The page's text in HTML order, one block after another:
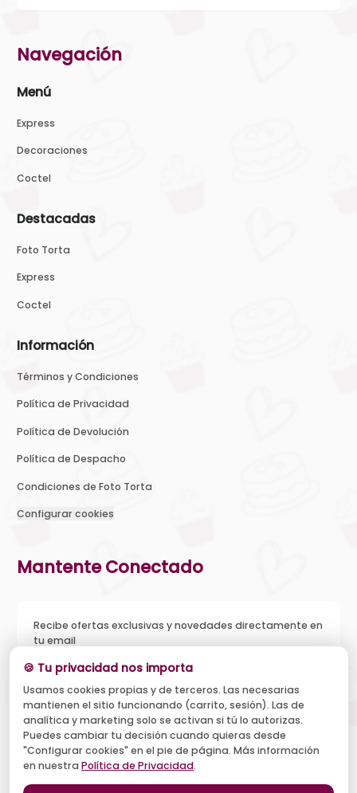
Navegación
Menú
Express
Decoraciones
Coctel
Destacadas
Foto Torta
Express
Coctel
Información
Términos y Condiciones
Política de Privacidad
Política de Devolución
Política de Despacho
Condiciones de Foto Torta
Configurar cookies
Mantente Conectado
Recibe ofertas exclusivas y novedades directamente en
tu email
Acepto recibir novedades y ofertas, y el tratamiento de mi
email según la Política de Privacidad . Puedo darme de baja
cuando quiera.
Suscribirse
🍪 Tu privacidad nos importa
Usamos cookies propias y de terceros. Las necesarias
mantienen el sitio funcionando (carrito, sesión). Las de
analítica y marketing solo se activan si tú lo autorizas.
Puedes cambiar tu decisión cuando quieras desde
"Configurar cookies" en el pie de página. Más información
en nuestra Política de Privacidad.